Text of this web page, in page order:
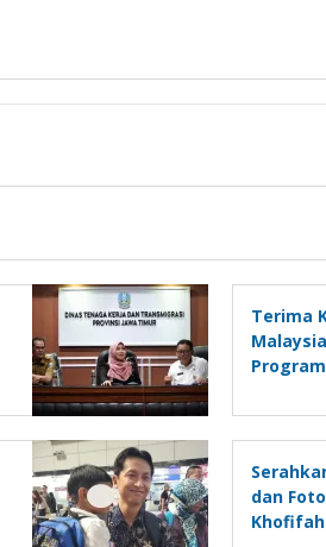
Terima
Migran
dan